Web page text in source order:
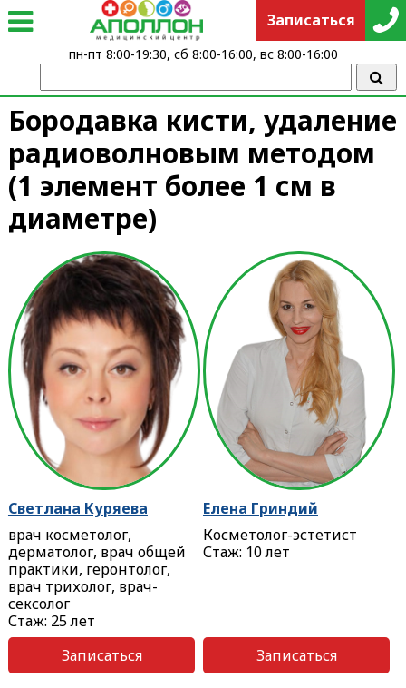
Бородавка кисти, удаление
радиоволновым методом
(1 элемент более 1 см в
диаметре)
Светлана Куряева
врач косметолог,
дерматолог, врач общей
практики, геронтолог,
врач трихолог, врач-
сексолог
Стаж: 25 лет
Записаться
Елена Гриндий
Косметолог-эстетист
Стаж: 10 лет
Записаться
Записаться
пн-пт 8:00-19:30, сб 8:00-16:00, вс 8:00-16:00